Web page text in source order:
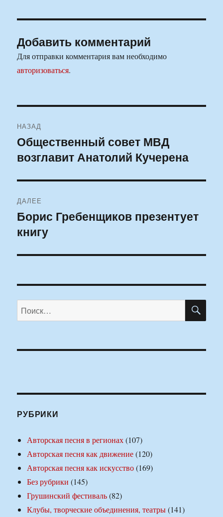
Добавить комментарий
Для отправки комментария вам необходимо
авторизоваться.
по
записям
НАЗАД
Предыдущая
запись:
Общественный совет МВД
возглавит Анатолий Кучерена
ДАЛЕЕ
Следующая
запись:
Борис Гребенщиков презентует
книгу
Искать:
РУБРИКИ
Авторская песня в регионах(107)
Авторская песня как движение(120)
Авторская песня как искусство(169)
Без рубрики (145)
Грушинский фестиваль(82)
Клубы, творческие объединения, театры(141)